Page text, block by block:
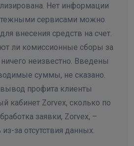
Нет информации
сервисами можно
внесения средств на счет.
ли комиссионные сборы за
ничего неизвестно. Введены
суммы, не сказано.
вывод профита клиенты
кабинет Zorvex, сколько по
заявки, Zorvex, –
за отсутствия данных.